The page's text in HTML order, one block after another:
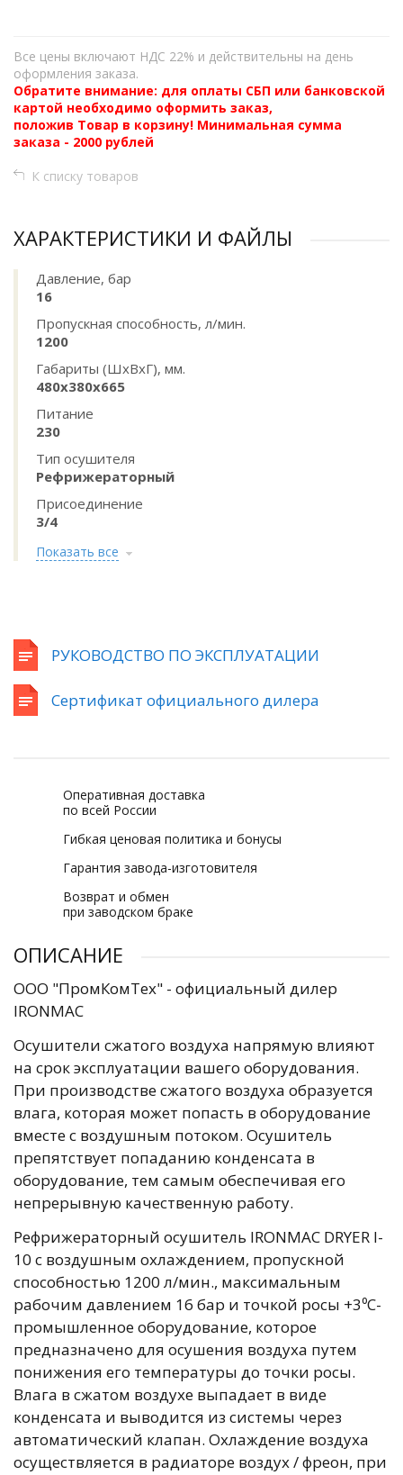
Все цены включают НДС 22% и действительны на день
оформления заказа.
Обратите внимание: для оплаты СБП или банковской
картой необходимо оформить заказ,
положив Товар в корзину! Минимальная сумма
заказа - 2000 рублей
К списку товаров
ХАРАКТЕРИСТИКИ И ФАЙЛЫ
Давление, бар
16
Пропускная способность, л/мин.
1200
Габариты (ШхВхГ), мм.
480x380x665
Питание
230
Тип осушителя
Рефрижераторный
Присоединение
3/4
Показать все
РУКОВОДСТВО ПО ЭКСПЛУАТАЦИИ
Сертификат официального дилера
Оперативная доставка
по всей России
Гибкая ценовая политика и бонусы
Гарантия завода-изготовителя
Возврат и обмен
при заводском браке
ОПИСАНИЕ
ООО "ПромКомТех" - официальный дилер
IRONMAC
Осушители сжатого воздуха напрямую влияют
на срок эксплуатации вашего оборудования.
При производстве сжатого воздуха образуется
влага, которая может попасть в оборудование
вместе с воздушным потоком. Осушитель
препятствует попаданию конденсата в
оборудование, тем самым обеспечивая его
непрерывную качественную работу.
Рефрижераторный осушитель IRONMAC DRYER I-
10 с воздушным охлаждением, пропускной
способностью 1200 л/мин., максимальным
рабочим давлением 16 бар и точкой росы +3⁰С-
промышленное оборудование, которое
предназначено для осушения воздуха путем
понижения его температуры до точки росы.
Влага в сжатом воздухе выпадает в виде
конденсата и выводится из системы через
автоматический клапан. Охлаждение воздуха
осуществляется в радиаторе воздух / фреон, при